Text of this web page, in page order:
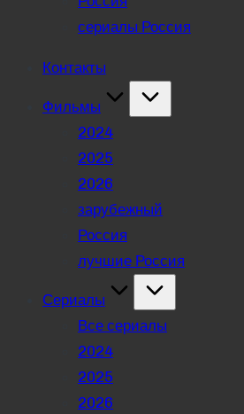
сериалы Россия
Контакты
Фильмы
2024
2025
2026
зарубежный
Россия
лучшие Россия
Сериалы
Все сериалы
2024
2025
2026